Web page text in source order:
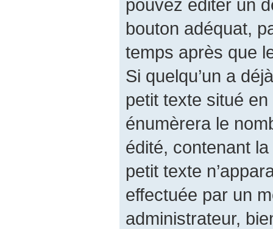
pouvez éditer un
bouton adéquat,
temps après que
Si quelqu’un a
petit texte situé
énumèrera le
édité, contenant la
petit texte
effectuée par un
administrateur,